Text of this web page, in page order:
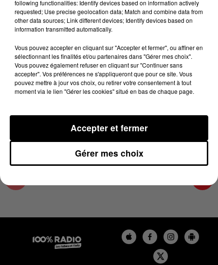
100%
100% Radio les infos du Pays Catalan
24 octobre 2024 - 2 min 22 sec
LES INFOS DU PAYS CATALAN DU 24/10/2024
À 11H00
Podcasts infos du Pays Catalan
following functionalities: Identify devices based on information actively
requested; Use precise geolocation data; Match and combine data from
other data sources; Link different devices; Identify devices based on
information transmitted automatically.
Vous pouvez accepter en cliquant sur "Accepter et fermer", ou affiner en
sélectionnant les finalités et/ou partenaires dans "Gérer mes choix".
Vous pouvez également refuser en cliquant sur "Continuer sans
accepter". Vos préférences ne s'appliqueront que pour ce site. Vous
pouvez mettre à jour vos choix, ou retirer votre consentement à tout
moment via le lien "Gérer les cookies" situé en bas de chaque page.
Gérer mes choix
Accepter et fermer